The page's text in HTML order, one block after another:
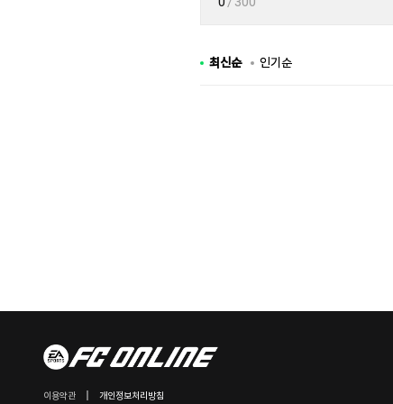
최신순 인기순
이용약관 개인정보처리방침